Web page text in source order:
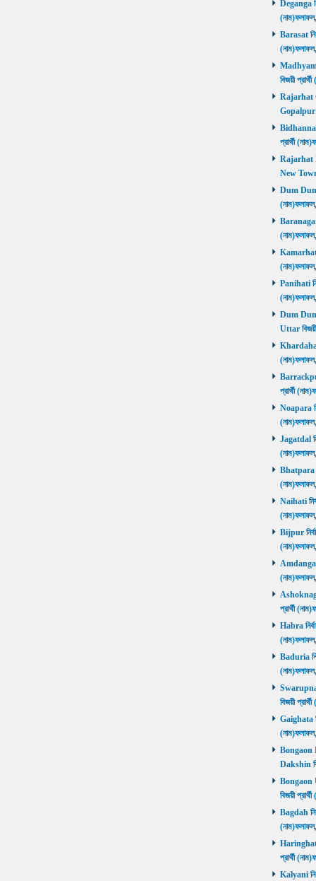
Deganga
Barasat
বিজয়ী
Rajarhat
Gopalpur
প্রার্থী
Rajarhat
New Town
Dum Dum
Baranagar
Kamarhati
Panihati
Dum Dum
Uttar
Khardaha
Barrackpur
প্রার্থী
Noapara
Jagatdal
Bhatpara
Naihati
Bijpur
Amdanga
প্রার্থী
Habra
Baduria
বিজয়ী
Gaighata
Bongaon
Dakshin
Bongaon
বিজয়ী
Bagdah
Haringhata
প্রার্থী
Kalyani